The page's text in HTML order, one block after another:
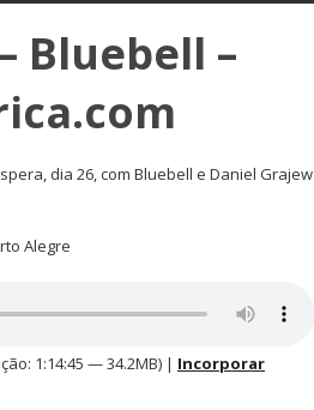
Bluebell –
dia 26, com Bluebell e Daniel Grajew
Alegre
1:14:45 — 34.2MB) | Incorporar